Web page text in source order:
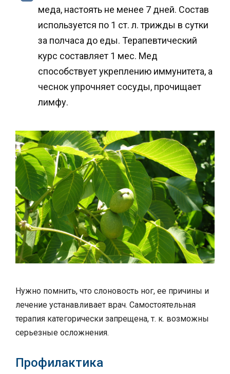
меда, настоять не менее 7 дней. Состав
используется по 1 ст. л. трижды в сутки
за полчаса до еды. Терапевтический
курс составляет 1 мес. Мед
способствует укреплению иммунитета, а
чеснок упрочняет сосуды, прочищает
лимфу.
Нужно помнить, что слоновость ног, ее причины и
лечение устанавливает врач. Самостоятельная
терапия категорически запрещена, т. к. возможны
серьезные осложнения.
Профилактика